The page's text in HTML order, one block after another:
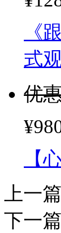
优惠
式
优惠